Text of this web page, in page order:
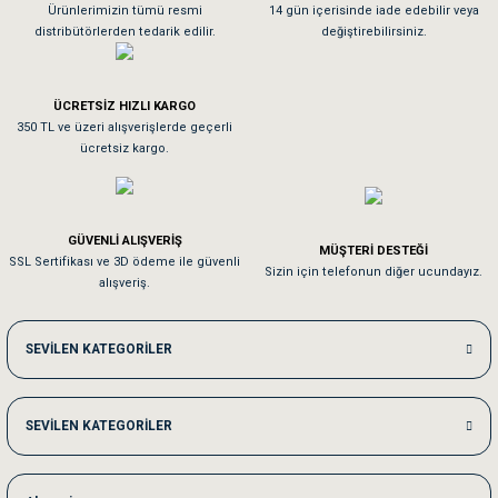
As**** Tu******
Tavşanım kafesinin kalitesine ve paketlemesine bayıldım
Sa**** On******
Kedilerim beğeniyorlar. Memnunuz. Uygun fiyatta olması iyi.
Me***** Ya******
Akşam verdiğim sipariş bir sonraki gün elime ulaştı. Jack russell köpeğim
Ka***** Ar******
Ufak bir sorun harici sorun olmadı sağolsunlar onuda hemen çözdüler
Ürünlerimizin tümü resmi
distribütörlerden tedarik edilir.
14 gün içerisinde iade edebilir veya
değiştirebilirsiniz.
ÜCRETSİZ HIZLI KARGO
350 TL ve üzeri alışverişlerde geçerli
ücretsiz kargo.
GÜVENLİ ALIŞVERİŞ
SSL Sertifikası ve 3D ödeme ile güvenli
alışveriş.
MÜŞTERİ DESTEĞİ
Sizin için telefonun diğer ucundayız.
SEVİLEN KATEGORİLER
SEVİLEN KATEGORİLER